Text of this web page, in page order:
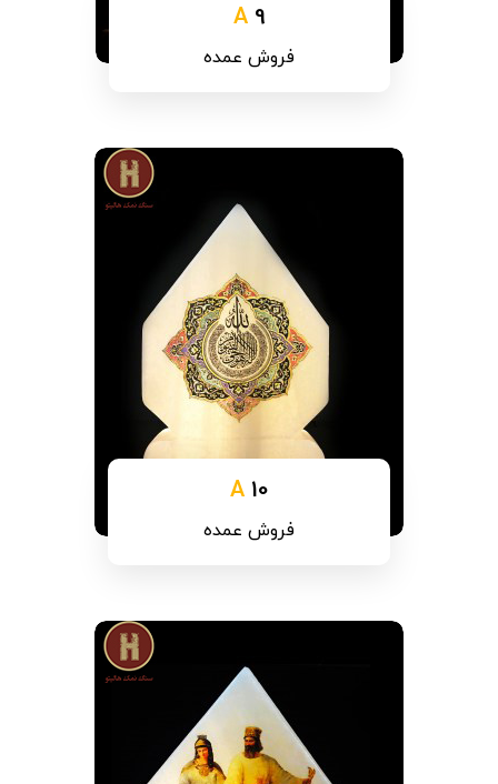
9
A
فروش عمده
10
A
فروش عمده